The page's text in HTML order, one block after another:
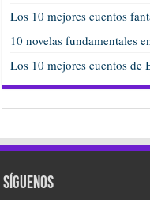
Los 10 mejores cuentos
10 novelas fundamentales
Los 10 mejores cuentos de
Síguenos